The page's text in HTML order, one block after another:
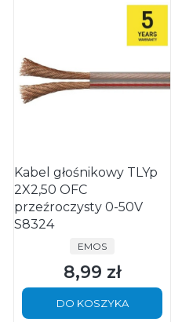
Kabel głośnikowy TLYp
2X2,50 OFC
przeźroczysty 0-50V
S8324
PRODUCENT
EMOS
Cena
8,99 zł
DO KOSZYKA